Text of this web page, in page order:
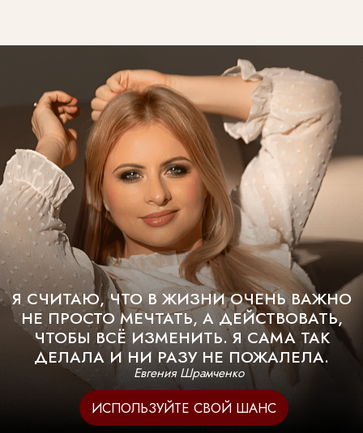
КУПИТЬ КУРС
ПРИОБРЕТАЯ КУРС СЕЙЧАС, ВЫ
: МЕТОДИЧКУ
ТЭО С ПОШАГОВЫМИПЛАНАМИ,
ТАБЛИЦАМИ И УПРАЖНЕНИЯМИ
ОТЗЫВЫ